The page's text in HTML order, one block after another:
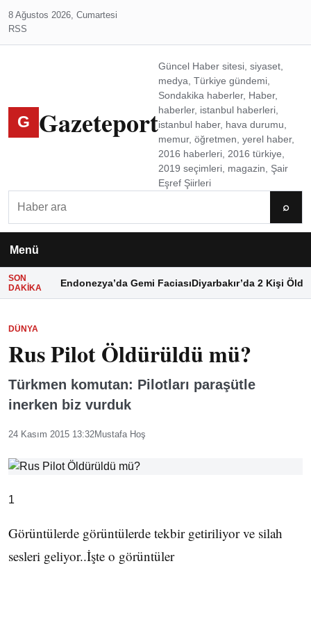
8 Ağustos 2026, Cumartesi
RSS
G Gazeteport
Güncel Haber sitesi, siyaset,
medya, Türkiye gündemi,
Sondakika haberler, Haber,
haberler, istanbul haberleri,
istanbul haber, hava durumu,
memur, öğretmen, yerel haber,
2016 haberleri, 2016 türkiye,
2019 seçimleri, magazin, Şair
Eşref Şiirleri
⌕
Menü
SON
DAKIKA
Endonezya’da Gemi FaciasıDiyarbakır’da 2 Kişi Öldü
DÜNYA
Rus Pilot Öldürüldü mü?
Türkmen komutan: Pilotları paraşütle
inerken biz vurduk
24 Kasım 2015 13:32Mustafa Hoş
1
Görüntülerde görüntülerde tekbir getiriliyor ve silah
sesleri geliyor..İşte o görüntüler